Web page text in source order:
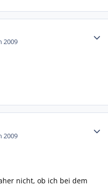
2009
2009
nicht, ob ich bei dem